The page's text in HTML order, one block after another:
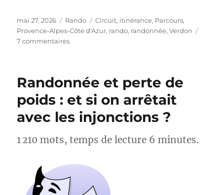
Publié
le
mai 27, 2026 Catégories
Rando Étiquettes
Circuit, itinérance, Parcours,
Provence-Alpes-Côte d'Azur, rando, randonnée,Verdon
7 commentairessur
autour
Lac
d’Esparron
–
de-
Provence
Randonnée et perte de
poids : et si on arrêtait
avec les injonctions ?
1 210 mots, temps de lecture 6 minutes.